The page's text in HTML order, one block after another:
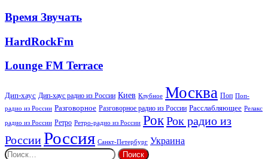
RADIO
Время
Звучать
Время Звучать
HardRockFm
HardRockFm
Lounge
Lounge FM Terrace
Дип-хаус Дип-хаус радио из России Киев Клубное Москва Поп Поп-
радио из России Разговорное Разговорное радио из России Расслабляющее Релакс
радио из России Ретро Ретро-радио из России РокРок радио из
РоссииРоссия Санкт-Петербург Украина
Найти: